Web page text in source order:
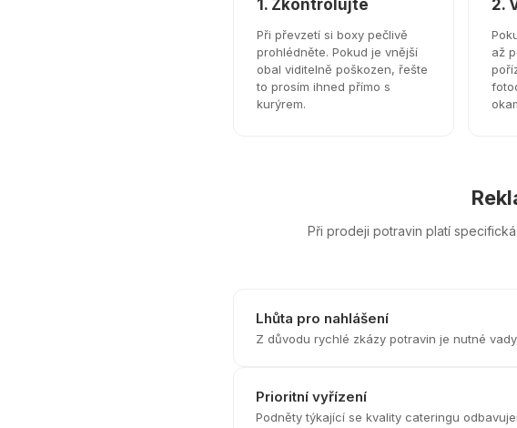
1. Zkontrolujte
Při převzetí si boxy pečlivě
prohlédněte. Pokud je vnější
obal viditelně poškozen, řešte
to prosím ihned přímo s
kurýrem.
2.
až
Při prodeji potravin platí
Lhůta pro nahlášení
Z důvodu rychlé zkázy potravin je nutné
Prioritní vyřízení
Podněty týkající se kvality cateringu